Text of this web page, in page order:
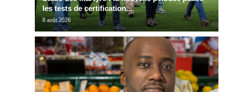
les tests de certification...
8 août 2026